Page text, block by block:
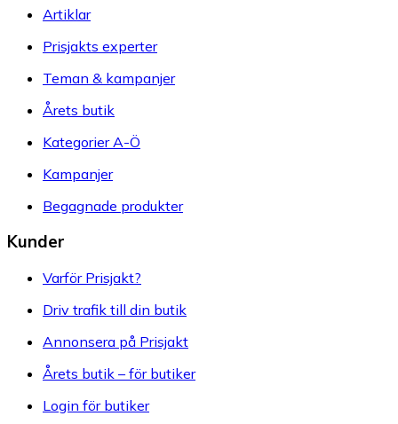
Artiklar
Prisjakts experter
Teman & kampanjer
Årets butik
Kategorier A-Ö
Kampanjer
Begagnade produkter
Kunder
Varför Prisjakt?
Driv trafik till din butik
Annonsera på Prisjakt
Årets butik – för butiker
Login för butiker